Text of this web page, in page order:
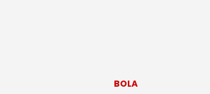
BOLA